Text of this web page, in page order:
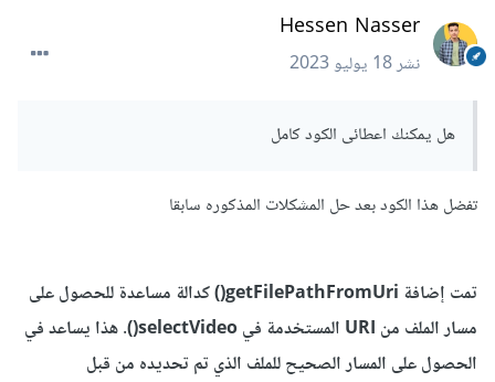
Hessen Nasser
نشر18 يوليو 2023
هل يمكنك اعطائى الكود كامل
تفضل هذا الكود بعد حل المشكلات المذكوره سابقا
تمت إضافة getFilePathFromUri() كدالة مساعدة للحصول على
مسار الملف من URI المستخدمة في selectVideo(). هذا يساعد في
الحصول على المسار الصحيح للملف الذي تم تحديده من قبل